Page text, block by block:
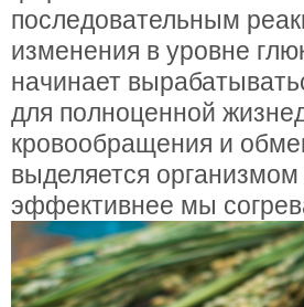
последовательным
изменения в уровне
начинает
для полноценной
кровообращения и
выделяется
эффективнее мы